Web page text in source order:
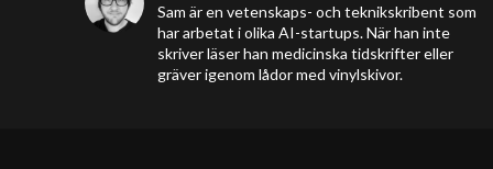
Sam är en vetenskaps- och teknikskribent som
har arbetat i olika AI-startups. När han inte
skriver läser han medicinska tidskrifter eller
gräver igenom lådor med vinylskivor.